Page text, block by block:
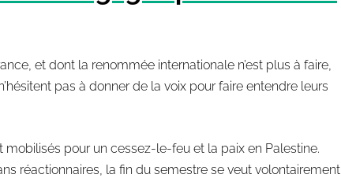
et dont la renommée internationale n’est plus à faire,
pas à donner de la voix pour faire entendre leurs
mobilisés pour un cessez-le-feu et la paix en Palestine.
réactionnaires, la fin du semestre se veut volontairement